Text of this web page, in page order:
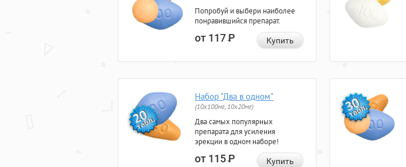
Попробуй и выбери наиболее
понравившийся препарат.
от 117Р Купить
Набор "Два в одном"
(10x100мг, 10x20мг)
Два самых популярных
препарата для усиления
эрекции в одном наборе!
от 115Р Купить